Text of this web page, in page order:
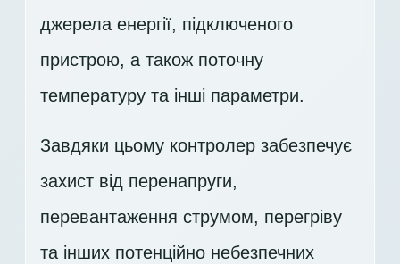
джерела енергії, підключеного
пристрою, а також поточну
температуру та інші параметри.
Завдяки цьому контролер забезпечує
захист від перенапруги,
перевантаження струмом, перегріву
та інших потенційно небезпечних